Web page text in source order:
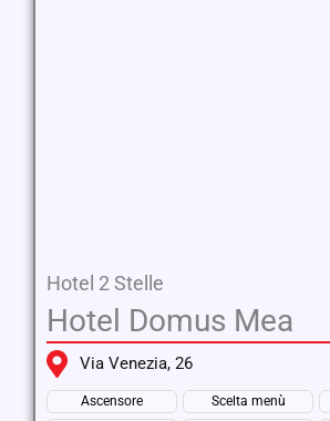
Hotel 2 Stelle
Hotel Domus Mea
Via Venezia, 26
Ascensore Scelta menù